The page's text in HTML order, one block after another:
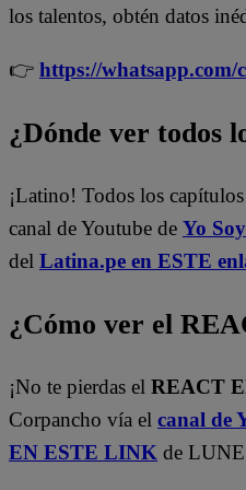
los talentos, obtén datos
👉 https://
¿Dónde ver todos
¡Latino! Todos los
canal de Youtube de Yo
del Latina.pe en ESTE
¿Cómo ver el
¡No te pierdas el REACT
Corpancho vía el canal de
EN ESTE LINK de